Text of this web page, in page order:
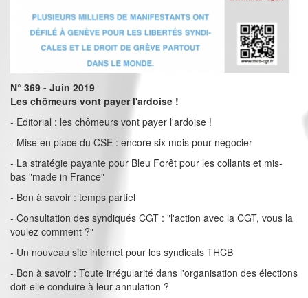
N° 369 - Juin 2019
Les chômeurs vont payer l'ardoise !
- Editorial : les chômeurs vont payer l'ardoise !
- Mise en place du CSE : encore six mois pour négocier
- La stratégie payante pour Bleu Forêt pour les collants et mis-
bas "made in France"
- Bon à savoir : temps partiel
- Consultation des syndiqués CGT : "l'action avec la CGT, vous la
voulez comment ?"
- Un nouveau site internet pour les syndicats THCB
- Bon à savoir : Toute irrégularité dans l'organisation des élections
doit-elle conduire à leur annulation ?